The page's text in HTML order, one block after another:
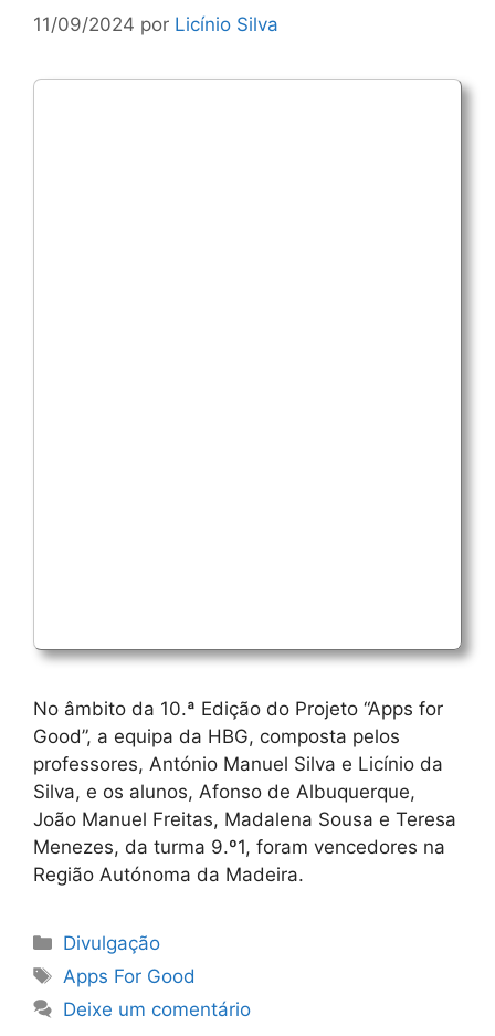
11/09/2024 por Licínio Silva
No âmbito da 10.ª Edição do Projeto “Apps for
Good”, a equipa da HBG, composta pelos
professores, António Manuel Silva e Licínio da
Silva, e os alunos, Afonso de Albuquerque,
João Manuel Freitas, Madalena Sousa e Teresa
Menezes, da turma 9.º1, foram vencedores na
Região Autónoma da Madeira.
Categorias
Divulgação
Etiquetas
Apps For Good
Deixe um comentário